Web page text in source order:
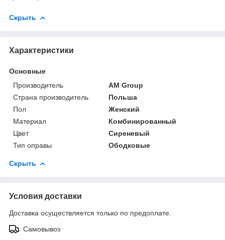
Скрыть
Характеристики
Основные
Производитель
AM Group
Страна производитель
Польша
Пол
Женский
Материал
Комбинированный
Цвет
Сиреневый
Тип оправы
Ободковые
Скрыть
Условия доставки
Доставка осуществляется только по предоплате.
Самовывоз